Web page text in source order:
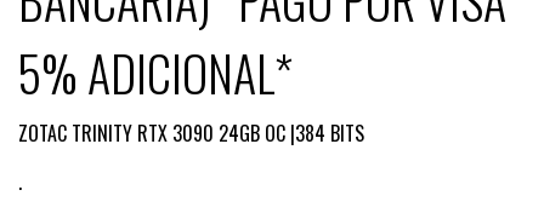
5% ADICIONAL*
ZOTAC TRINITY RTX 3090 24GB OC |384 BITS
.